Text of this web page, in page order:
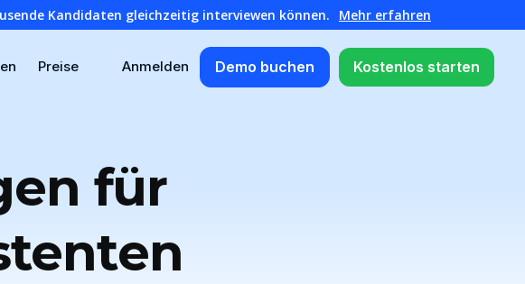
Kandidaten gleichzeitig interviewen können. Mehr erfahren
Preise Anmelden Demo buchen Kostenlos starten
für